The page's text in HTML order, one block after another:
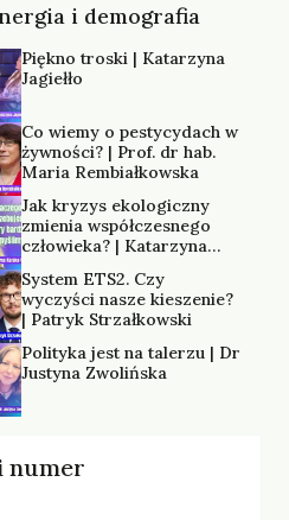
i demografia
Piękno troski | Katarzyna
Jagiełło
Co wiemy o pestycydach w
żywności? | Prof. dr hab.
Maria Rembiałkowska
Jak kryzys ekologiczny
zmienia współczesnego
człowieka? | Katarzyna
System ETS2. Czy
wyczyści nasze kieszenie?
| Patryk Strzałkowski
Polityka jest na talerzu | Dr
Justyna Zwolińska
numer